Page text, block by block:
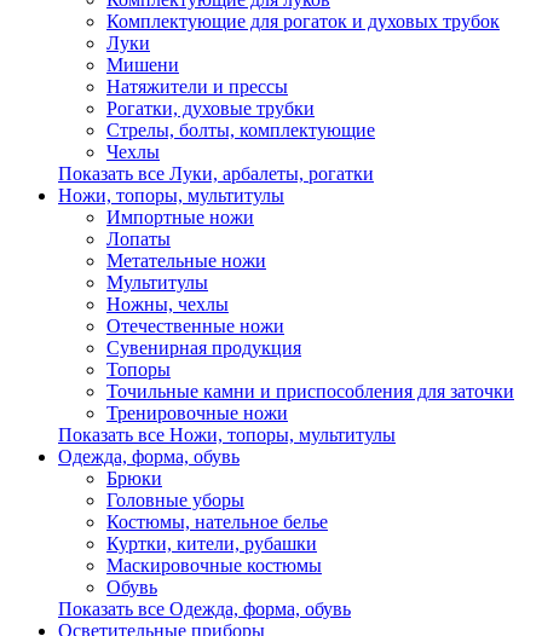
Комплектующие для рогаток и духовых трубок
Луки
Мишени
Натяжители и прессы
Рогатки, духовые трубки
Стрелы, болты, комплектующие
Чехлы
Показать все Луки, арбалеты, рогатки
Ножи, топоры, мультитулы
Импортные ножи
Лопаты
Метательные ножи
Мультитулы
Ножны, чехлы
Отечественные ножи
Сувенирная продукция
Топоры
Точильные камни и приспособления для заточки
Тренировочные ножи
Показать все Ножи, топоры, мультитулы
Одежда, форма, обувь
Брюки
Головные уборы
Костюмы, нательное белье
Куртки, кители, рубашки
Маскировочные костюмы
Обувь
Показать все Одежда, форма, обувь
Осветительные приборы